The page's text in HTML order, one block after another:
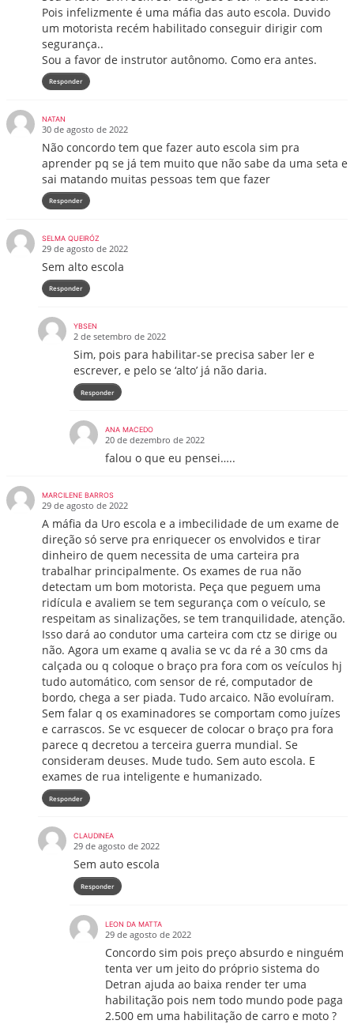
Pois infelizmente é uma máfia das auto escola. Duvido
um motorista recém habilitado conseguir dirigir com
segurança..
Sou a favor de instrutor autônomo. Como era antes.
Responder
NATAN
30 de agosto de 2022
Não concordo tem que fazer auto escola sim pra
aprender pq se já tem muito que não sabe da uma seta e
sai matando muitas pessoas tem que fazer
Responder
SELMA QUEIRÓZ
29 de agosto de 2022
Sem alto escola
Responder
YBSEN
2 de setembro de 2022
Sim, pois para habilitar-se precisa saber ler e
escrever, e pelo se ‘alto’ já não daria.
Responder
ANA MACEDO
20 de dezembro de 2022
falou o que eu pensei…..
MARCILENE BARROS
29 de agosto de 2022
A máfia da Uro escola e a imbecilidade de um exame de
direção só serve pra enriquecer os envolvidos e tirar
dinheiro de quem necessita de uma carteira pra
trabalhar principalmente. Os exames de rua não
detectam um bom motorista. Peça que peguem uma
ridícula e avaliem se tem segurança com o veículo, se
respeitam as sinalizações, se tem tranquilidade, atenção.
Isso dará ao condutor uma carteira com ctz se dirige ou
não. Agora um exame q avalia se vc da ré a 30 cms da
calçada ou q coloque o braço pra fora com os veículos hj
tudo automático, com sensor de ré, computador de
bordo, chega a ser piada. Tudo arcaico. Não evoluíram.
Sem falar q os examinadores se comportam como juízes
e carrascos. Se vc esquecer de colocar o braço pra fora
parece q decretou a terceira guerra mundial. Se
consideram deuses. Mude tudo. Sem auto escola. E
exames de rua inteligente e humanizado.
Responder
CLAUDINEA
29 de agosto de 2022
Sem auto escola
Responder
LEON DA MATTA
29 de agosto de 2022
Concordo sim pois preço absurdo e ninguém
tenta ver um jeito do próprio sistema do
Detran ajuda ao baixa render ter uma
habilitação pois nem todo mundo pode paga
2.500 em uma habilitação de carro e moto ?